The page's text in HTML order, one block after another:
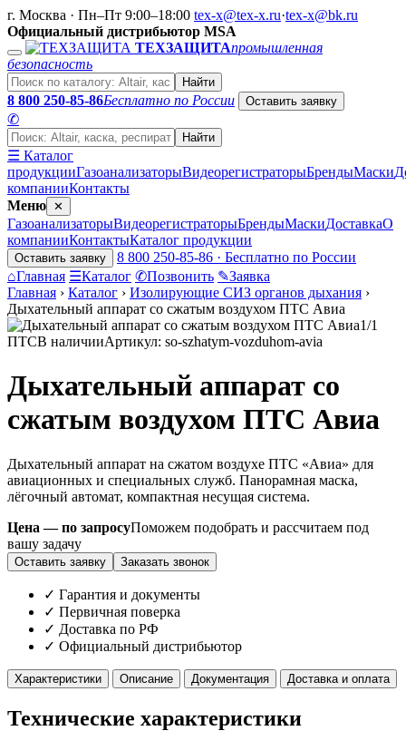
г. Москва · Пн–Пт 9:00–18:00 tex-x@tex-x.ru·tex-x@bk.ru
Официальный дистрибьютор MSA
ТЕХЗАЩИТАпромышленная
безопасность
Найти
8 800 250-85-86Бесплатно по России Оставить заявку
✆
Найти
☰ Каталог
продукцииГазоанализаторыВидеорегистраторыБрендыМаски
компанииКонтакты
Меню ✕
ГазоанализаторыВидеорегистраторыБрендыМаскиДоставкаО
компанииКонтактыКаталог продукции
Оставить заявку
8 800 250-85-86 · Бесплатно по России
⌂Главная ☰Каталог ✆Позвонить ✎Заявка
Главная › Каталог › Изолирующие СИЗ органов дыхания ›
Дыхательный аппарат со сжатым воздухом ПТС Авиа
1/1
ПТСВ наличииАртикул: so-szhatym-vozduhom-avia
Дыхательный аппарат со
сжатым воздухом ПТС Авиа
Дыхательный аппарат на сжатом воздухе ПТС «Авиа» для
авиационных и специальных служб. Панорамная маска,
лёгочный автомат, компактная несущая система.
Цена — по запросуПоможем подобрать и рассчитаем под
вашу задачу
Оставить заявку Заказать звонок
✓ Гарантия и документы
✓ Первичная поверка
✓ Доставка по РФ
✓ Официальный дистрибьютор
Характеристики Описание Документация Доставка и оплата
Технические характеристики